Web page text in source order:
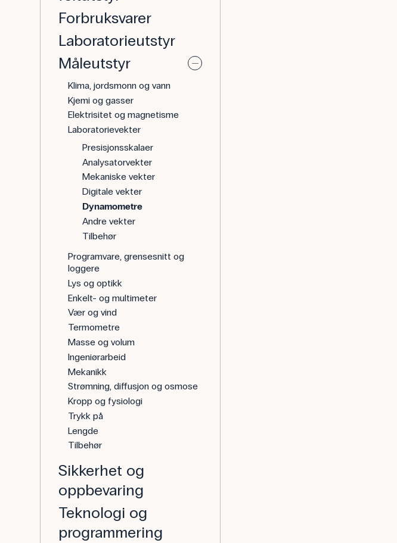
Forbruksvarer
Laboratorieutstyr
Måleutstyr
Klima, jordsmonn og vann
Kjemi og gasser
Elektrisitet og magnetisme
Laboratorievekter
Presisjonsskalaer
Analysatorvekter
Mekaniske vekter
Digitale vekter
Dynamometre
Andre vekter
Tilbehør
Programvare, grensesnitt og
loggere
Lys og optikk
Enkelt- og multimeter
Vær og vind
Termometre
Masse og volum
Ingeniørarbeid
Mekanikk
Strømning, diffusjon og osmose
Kropp og fysiologi
Trykk på
Lengde
Tilbehør
Sikkerhet og
oppbevaring
Teknologi og
programmering